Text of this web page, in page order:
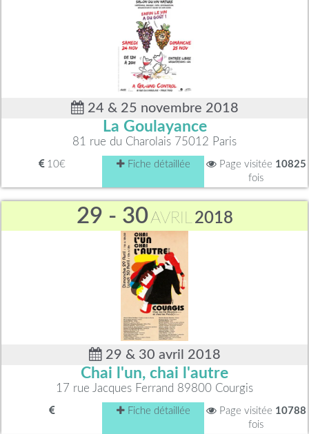
24 & 25 novembre 2018
La Goulayance
81 rue du Charolais 75012 Paris
10€ Fiche détaillée Page visitée 10825
fois
29 - 30AVRIL2018
29 & 30 avril 2018
Chai l'un, chai l'autre
17 rue Jacques Ferrand 89800 Courgis
Fiche détaillée Page visitée 10788
fois